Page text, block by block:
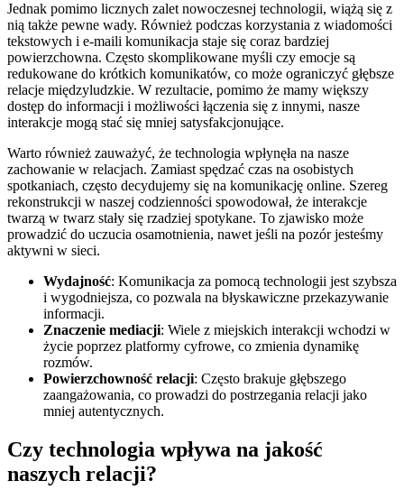
Jednak pomimo licznych zalet nowoczesnej technologii, wiążą się z
nią także pewne wady. Również podczas korzystania z wiadomości
tekstowych i e-maili komunikacja staje się coraz bardziej
powierzchowna. Często skomplikowane myśli czy emocje są
redukowane do krótkich komunikatów, co może ograniczyć głębsze
relacje międzyludzkie. W rezultacie, pomimo że mamy większy
dostęp do informacji i możliwości łączenia się z innymi, nasze
interakcje mogą stać się mniej satysfakcjonujące.
Warto również zauważyć, że technologia wpłynęła na nasze
zachowanie w relacjach. Zamiast spędzać czas na osobistych
spotkaniach, często decydujemy się na komunikację online. Szereg
rekonstrukcji w naszej codzienności spowodował, że interakcje
twarzą w twarz stały się rzadziej spotykane. To zjawisko może
prowadzić do uczucia osamotnienia, nawet jeśli na pozór jesteśmy
aktywni w sieci.
Wydajność: Komunikacja za pomocą technologii jest szybsza
i wygodniejsza, co pozwala na błyskawiczne przekazywanie
informacji.
Znaczenie mediacji: Wiele z miejskich interakcji wchodzi w
życie poprzez platformy cyfrowe, co zmienia dynamikę
rozmów.
Powierzchowność relacji: Często brakuje głębszego
zaangażowania, co prowadzi do postrzegania relacji jako
mniej autentycznych.
Czy technologia wpływa na jakość
naszych relacji?